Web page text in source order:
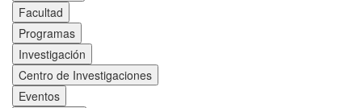
Facultad
Programas
Investigación
Centro de Investigaciones
Eventos